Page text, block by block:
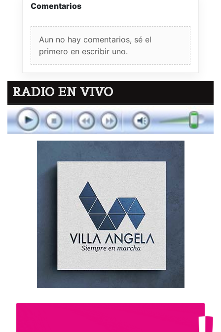
Comentarios
Aun no hay comentarios, sé el
primero en escribir uno.
RADIO EN VIVO